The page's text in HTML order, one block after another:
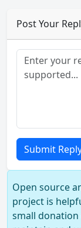
Post Your
Submit
Open source
project is
small